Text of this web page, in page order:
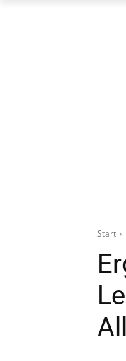
Start